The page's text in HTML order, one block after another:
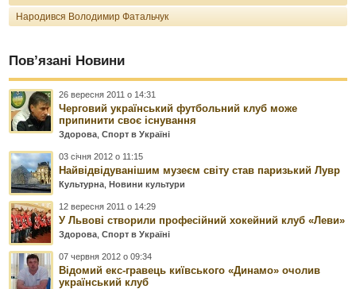
Народився Володимир Фатальчук
Пов’язані Новини
26 вересня 2011 о 14:31
Черговий український футбольний клуб може
припинити своє існування
Здорова ,Спорт в Україні
03 січня 2012 о 11:15
Найвідвідуванішим музеєм світу став паризький Лувр
Культурна ,Новини культури
12 вересня 2011 о 14:29
У Львові створили професійний хокейний клуб «Леви»
Здорова ,Спорт в Україні
07 червня 2012 о 09:34
Відомий екс-гравець київського «Динамо» очолив
український клуб